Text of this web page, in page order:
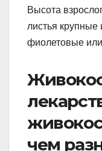
Высота
листья крупные
фиолетовые
чем